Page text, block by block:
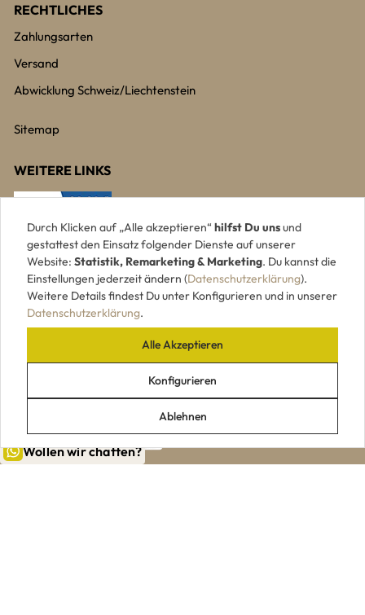
Wollen wir chatten?
RECHTLICHES
Zahlungsarten
Versand
Abwicklung Schweiz/Liechtenstein
Sitemap
WEITERE LINKS
UNSERE ZAHLUNGSARTEN
Durch Klicken auf „Alle akzeptieren“ hilfst Du unsund
gestattest den Einsatz folgender Dienste auf unserer
Website: Statistik, Remarketing & Marketing. Du kannst die
Einstellungen jederzeit ändern (Datenschutzerklärung).
Weitere Details findest Du unter Konfigurieren und in unserer
Datenschutzerklärung.
Ablehnen
Konfigurieren
Alle Akzeptieren